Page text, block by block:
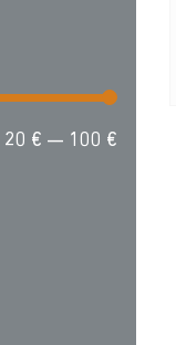
Prix
Prix
20 € — 100 €